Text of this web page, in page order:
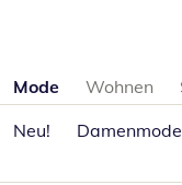
Produktkategorien
Mode Wohnen
Neu!
Damenmode